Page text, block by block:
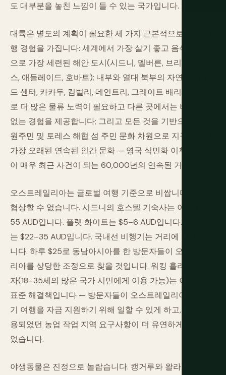
도 대부분을 놓친 느낌이 들 수 있는 국가입니다.
대륙은 별도의 계획이 필요한 세 가지 근본적으로 다른 여
행 경험을 가집니다: 세계에서 가장 살기 좋고 음식 문화적
으로 가장 세련된 해안 도시(시드니, 멜버른, 브리즈번, 퍼
스, 애들레이드, 호바트); 내부와 열대 북부의 자연 경이(레
드 센터, 카카두, 킴벌리, 데인트리, 그레이트 배리어 리프)
로 더 많은 물류 노력이 필요하고 다른 곳에서는 비교할 수
없는 경험을 제공합니다; 그리고 모든 것을 기반으로 하는
원주민 및 토레스 해협 섬 주민 문화 차원으로 지구상에서
가장 오래된 연속된 인간 문화 — 영국 식민화 이후 236년
이 매우 최근 사건이 되는 60,000년의 연속된 거주입니다.
오스트레일리아는 글로벌 여행 기준으로 비쌉니다. 이는
협상할 수 없습니다. 시드니의 호스텔 기숙사는 야간 $35–
55 AUD입니다. 플랫 화이트는 $5–6 AUD입니다. 펍 식사
는 $22–35 AUD입니다. 국내선 비행기는 거리에 비해 비쌉
니다. 하루 $25로 동남아시아를 한 방문자들이 오스트레일
리아를 상당한 조정으로 찾을 것입니다. 워킹 홀리데이 비
자(18–35세의 많은 국가 시민에게 이용 가능)는 이에 대한
표준 해결책입니다 — 방문자들이 오스트레일리아에서 장
기 여행을 자금 지원하기 위해 일할 수 있게 하고, 한때 적
용되었던 농업 작업 지역 요구사항이 더 유연하게 수정되
었습니다.
야생동물은 진정으로 놀랍습니다. 캥거루와 왈라비는 동물